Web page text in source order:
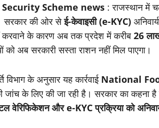
Scheme news : राजस्थान में
सरकार की ओर सेई-केवाइसी (e-KYC)
करवाने के कारण अब तक प्रदेश में करीब 26
को अब सरकारी सस्ता राशन नहीं मिल पाएगा।
विभाग के अनुसार यह कार्रवाई National
जांच के लिए की जा रही है। सरकार का
वेरिफिकेशन और e-KYC प्रक्रिया को